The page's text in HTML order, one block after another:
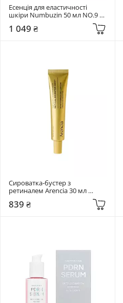
Есенція для еластичності
шкіри Numbuzin 50 мл NO.9
1 049 ₴
Сироватка-бустер з
ретиналем Arencia 30 мл
839 ₴